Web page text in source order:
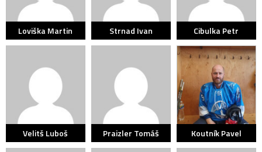
Loviška Martin Strnad Ivan Cibulka Petr
Velitš Luboš Praizler Tomáš Koutník Pavel